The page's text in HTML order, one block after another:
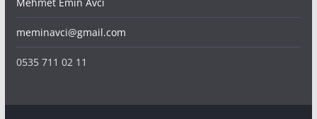
meminavci@gmail.com
0535 711 02 11